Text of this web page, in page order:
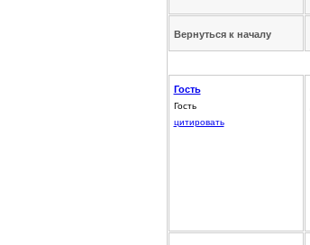
Вернуться к началу
Гость
Гость
цитировать